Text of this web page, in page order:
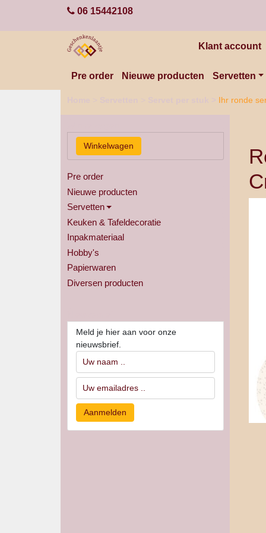
06 15442108
Klant account
Pre order Nieuwe producten Servetten
Ihr ronde
Pre order
Nieuwe producten
Servetten
Keuken & Tafeldecoratie
Inpakmateriaal
Hobby's
Papierwaren
Diversen producten
Meld je hier aan voor onze
nieuwsbrief.